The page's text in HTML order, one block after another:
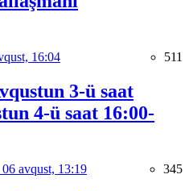
16:04 511
3-ü saat
4-ü saat 16:00-
06 avqust, 13:19 345